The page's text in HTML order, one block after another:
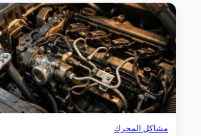
مشاكل المحرك